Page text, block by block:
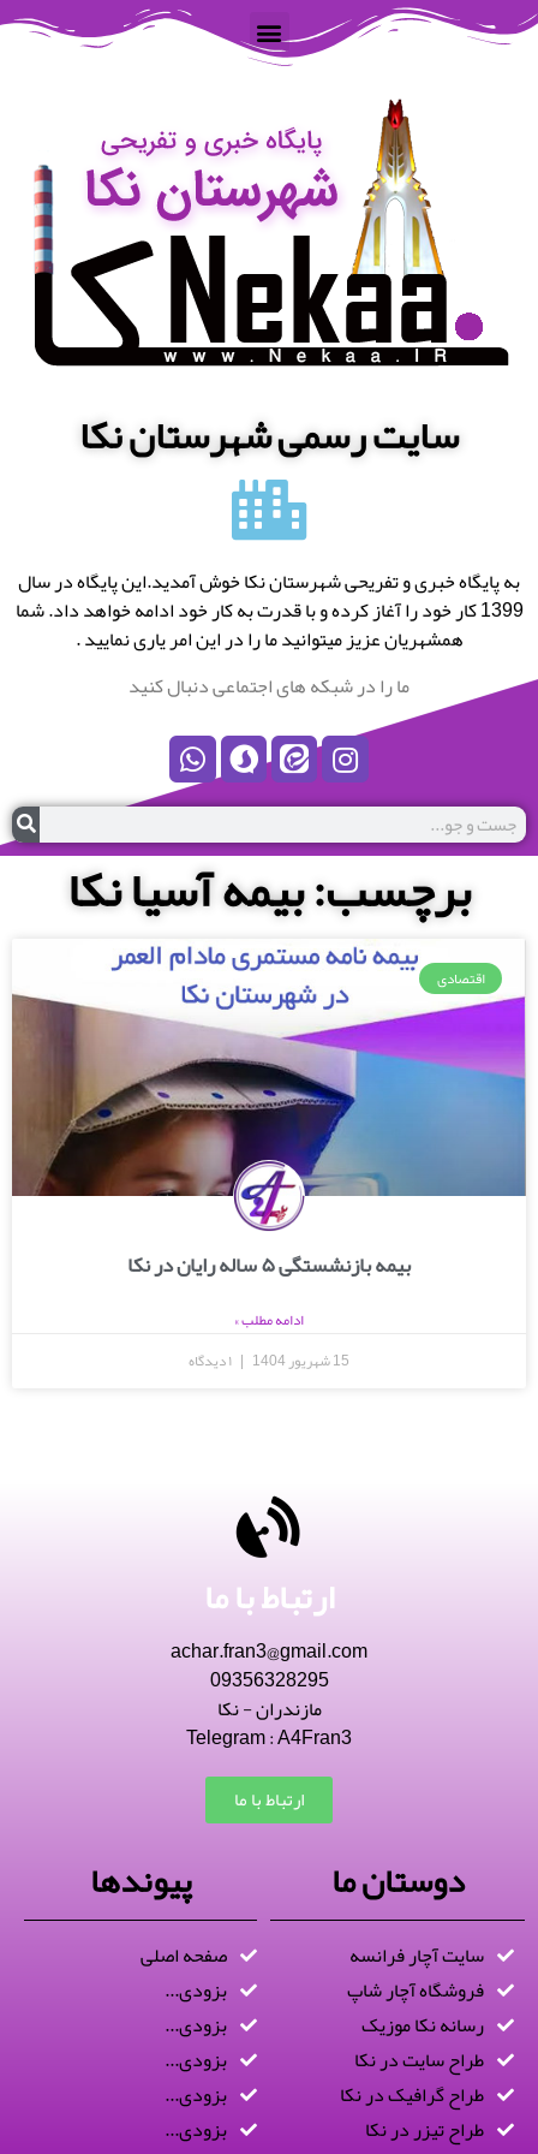
سایت رسمی شهرستان نکا
به پایگاه خبری و تفریحی شهرستان نکا خوش آمدید.این پایگاه در سال
1399 کار خود را آغاز کرده و با قدرت به کار خود ادامه خواهد داد. شما
همشهریان عزیز میتوانید ما را در این امر یاری نمایید .
ما را در شبکه های اجتماعی دنبال کنید
برچسب: بیمه آسیا نکا
اقتصادی
بیمه بازنشستگی ۵ ساله رایان در نکا
ادامه مطلب »
15 شهریور 1404
ارتباط با ما
achar.fran3@gmail.com
09356328295
مازندران - نکا
Telegram : A4Fran3
ارتباط با ما
دوستان ما
سایت آچار فرانسه
فروشگاه آچار شاپ
رسانه نکا موزیک
طراح سایت در نکا
طراح گرافیک در نکا
طراح تیزر در نکا
پیوندها
صفحه اصلی
بزودی...
بزودی...
بزودی...
بزودی...
بزودی...